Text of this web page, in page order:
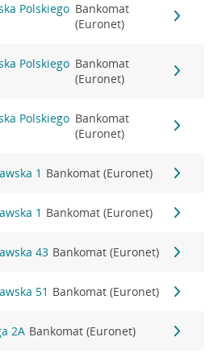
Polskiego Bankomat
(Euronet)
Polskiego Bankomat
(Euronet)
Polskiego Bankomat
(Euronet)
1 Bankomat (Euronet)
1 Bankomat (Euronet)
43 Bankomat (Euronet)
51 Bankomat (Euronet)
2A Bankomat (Euronet)